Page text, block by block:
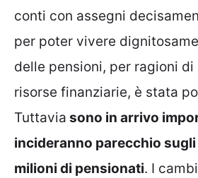
conti con assegni
per poter vivere
delle pensioni, per ragioni di
risorse finanziarie, è stata
Tuttavia sono in arrivo
incideranno parecchio
milioni di pensionati. I